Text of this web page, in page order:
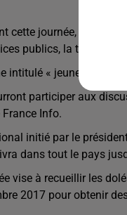
cette journée, les
publics, la
intitulé « jeunes et
participer aux
Info.
initié par le
dans tout le pays
vise à recueillir les
2017 pour obtenir